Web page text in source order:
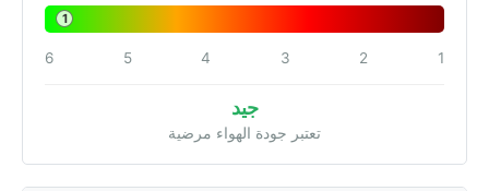
1
1
2
3
4
5
6
جيد
تعتبر جودة الهواء مرضية